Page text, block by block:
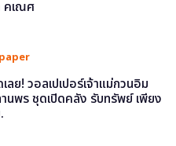
คเณศ
ลย! วอลเปเปอร์เจ้าแม่กวนอิม
านพร ชุดเปิดคลัง รับทรัพย์ เพียง